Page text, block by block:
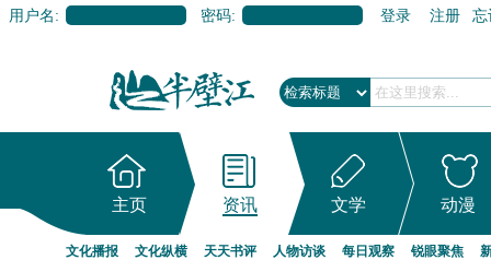
用户名: 密码: 登录 注册 忘
主页 资讯 文学 动漫
文化播报 文化纵横 天天书评 人物访谈 每日观察 锐眼聚焦